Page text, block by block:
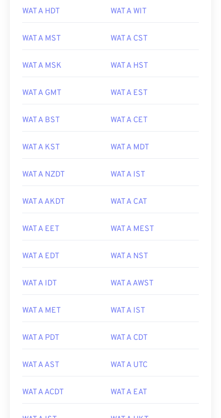
WAT A HDT WAT A WIT
WAT A MST WAT A CST
WAT A MSK WAT A HST
WAT A GMT WAT A EST
WAT A BST WAT A CET
WAT A KST WAT A MDT
WAT A NZDT WAT A IST
WAT A AKDT WAT A CAT
WAT A EET WAT A MEST
WAT A EDT WAT A NST
WAT A IDT WAT A AWST
WAT A MET WAT A IST
WAT A PDT WAT A CDT
WAT A AST WAT A UTC
WAT A ACDT WAT A EAT